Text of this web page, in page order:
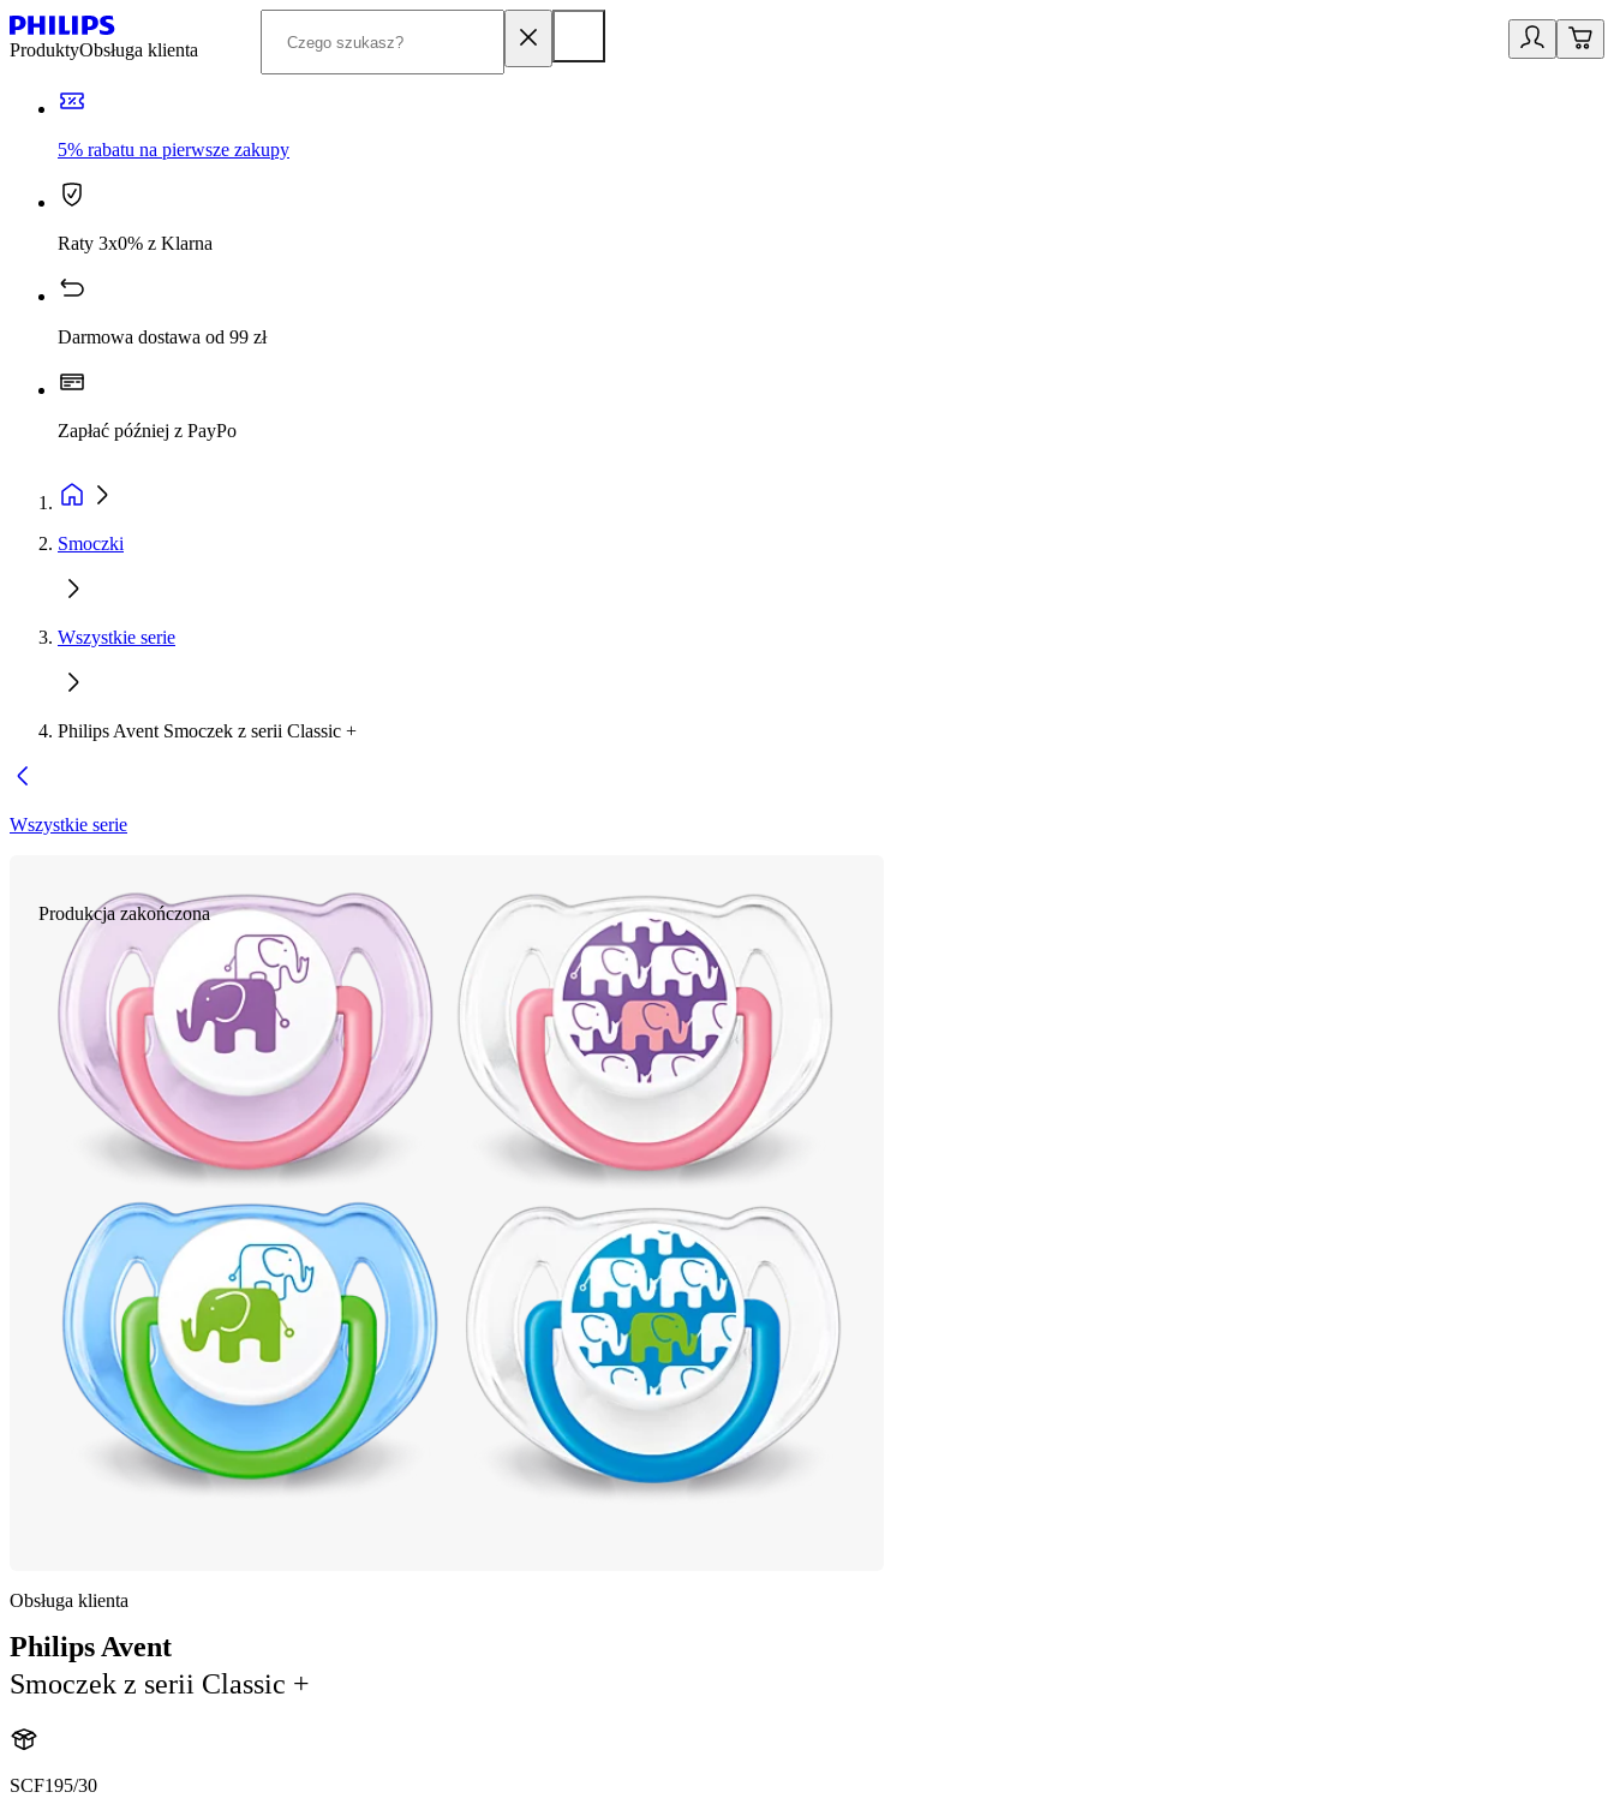
ProduktyObsługa klienta
5% rabatu na pierwsze zakupy
Raty 3x0% z Klarna
Darmowa dostawa od 99 zł
Zapłać później z PayPo
Smoczki
Wszystkie serie
Philips Avent Smoczek z serii Classic +
Wszystkie serie
Produkcja zakończona
Obsługa klienta
Philips Avent
Smoczek z serii Classic +
SCF195/30